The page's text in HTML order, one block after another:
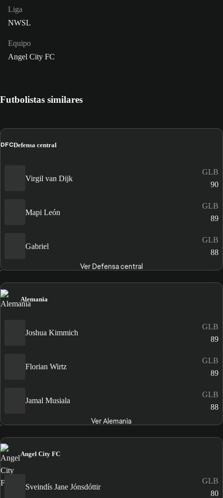
Liga
NWSL
Equipo
Angel City FC
Futbolistas similares
DFCDefensa central
Virgil van Dijk
GLB
90
Mapi León
GLB
89
Gabriel
GLB
88
Ver Defensa central
Alemania
Joshua Kimmich
GLB
89
Florian Wirtz
GLB
89
Jamal Musiala
GLB
88
Ver Alemania
Angel City FC
Sveindís Jane Jónsdóttir
GLB
80